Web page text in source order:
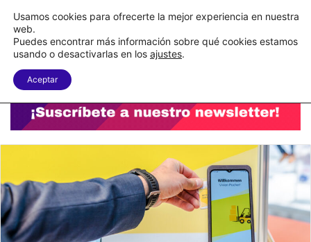
C&A México completa la implementación de su WMS en la nube
Menu
Usamos cookies para ofrecerte la mejor experiencia en nuestra
web.
Puedes encontrar más información sobre qué cookies estamos
usando o desactivarlas en los ajustes.
Aceptar